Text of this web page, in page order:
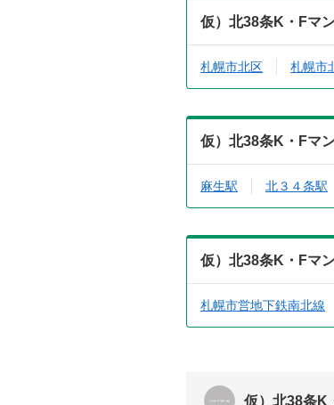
仮）北38条K・Fマ
札幌市北区 札幌市
仮）北38条K・Fマ
麻生駅 北３４条駅
仮）北38条K・Fマ
札幌市営地下鉄南北線
仮）北38条K